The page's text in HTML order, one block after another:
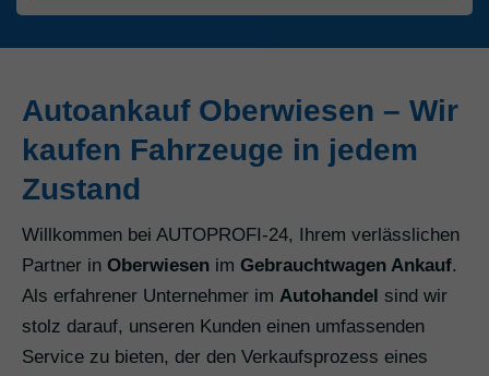
Autoankauf Oberwiesen – Wir
kaufen Fahrzeuge in jedem
Zustand
Willkommen bei AUTOPROFI-24, Ihrem verlässlichen
Partner in Oberwiesen im Gebrauchtwagen Ankauf.
Als erfahrener Unternehmer im Autohandel sind wir
stolz darauf, unseren Kunden einen umfassenden
Service zu bieten, der den Verkaufsprozess eines